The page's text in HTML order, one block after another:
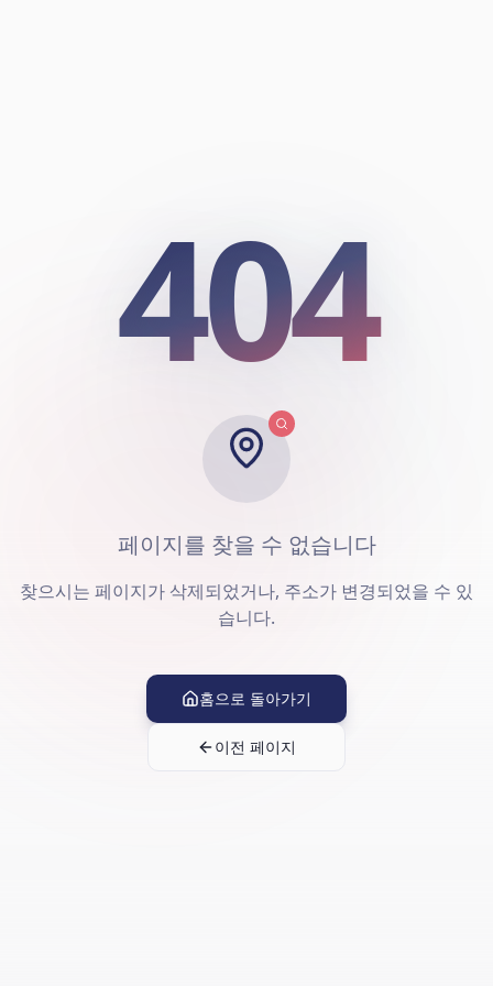
404
404
페이지를 찾을 수 없습니다
찾으시는 페이지가 삭제되었거나, 주소가 변경되었을 수 있
습니다.
홈으로 돌아가기
이전 페이지